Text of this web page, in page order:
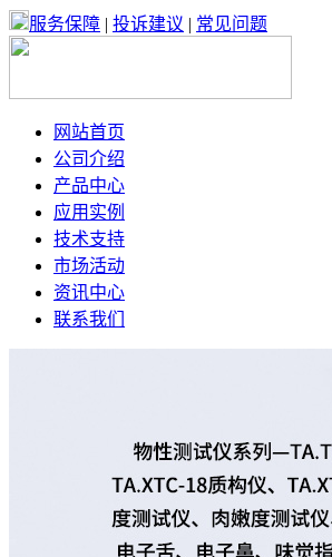
服务保障 | 投诉建议 | 常见问题
网站首页
公司介绍
产品中心
应用实例
技术支持
市场活动
资讯中心
联系我们